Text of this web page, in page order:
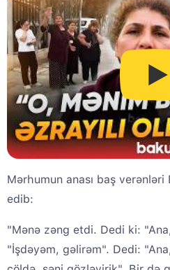
Mərhumun anası baş
edib:
"Mənə zəng etdi. Dedi ki:
"İşdəyəm, gəlirəm". Dedi: